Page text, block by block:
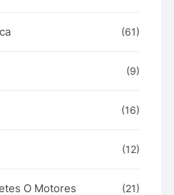
(61)
(9)
(16)
(12)
O Motores (21)